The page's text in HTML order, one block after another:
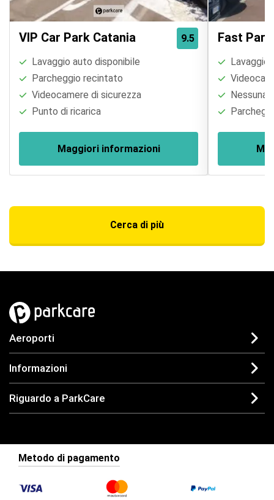
9.5
VIP Car Park Catania
Lavaggio auto disponibile
Parcheggio recintato
Videocamere di sicurezza
Punto di ricarica
Maggiori informazioni
Fast
Lavaggio
Nessuna
Cerca di più
Aeroporti
Informazioni
Riguardo a ParkCare
Metodo di pagamento